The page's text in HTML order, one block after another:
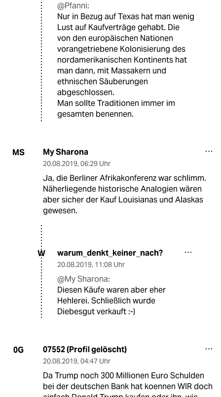
@Pfanni:
Nur in Bezug auf Texas hat man wenig
Lust auf Kaufverträge gehabt. Die
von den europäischen Nationen
vorangetriebene Kolonisierung des
nordamerikanischen Kontinents hat
man dann, mit Massakern und
ethnischen Säuberungen
abgeschlossen.
Man sollte Traditionen immer im
gesamten benennen.
MS My Sharona
20.08.2019, 06:29 Uhr
Ja, die Berliner Afrikakonferenz war schlimm.
Näherliegende historische Analogien wären
aber sicher der Kauf Louisianas und Alaskas
gewesen.
W warum_denkt_keiner_nach?
20.08.2019, 11:08 Uhr
@My Sharona:
Diesen Käufe waren aber eher
Hehlerei. Schließlich wurde
Diebesgut verkauft :-)
0G 07552 (Profil gelöscht)
20.08.2019, 04:47 Uhr
Da Trump noch 300 Millionen Euro Schulden
bei der deutschen Bank hat koennen WIR doch